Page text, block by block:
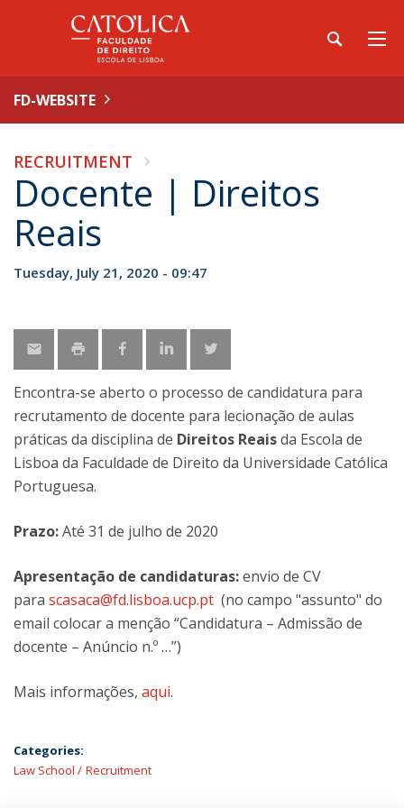
FD-WEBSITE
RECRUITMENT
Docente | Direitos
Reais
Tuesday, July 21, 2020 - 09:47
Encontra-se aberto o processo de candidatura para
recrutamento de docente para lecionação de aulas
práticas da disciplina de Direitos Reaisda Escola de
Lisboa da Faculdade de Direito da Universidade Católica
Portuguesa.
Prazo:Até 31 de julho de 2020
Apresentação de candidaturas:envio de CV
para scasaca@fd.lisboa.ucp.pt (no campo "assunto" do
email colocar a menção “Candidatura – Admissão de
docente – Anúncio n.º …”)
Mais informações, aqui.
Categories:
Law School
Recruitment